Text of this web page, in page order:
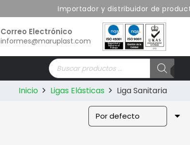
Importador y distribuidor de
informes@maruplast.com
Búsqueda
de
productos
Inicio Ligas Elásticas Liga Sanitaria